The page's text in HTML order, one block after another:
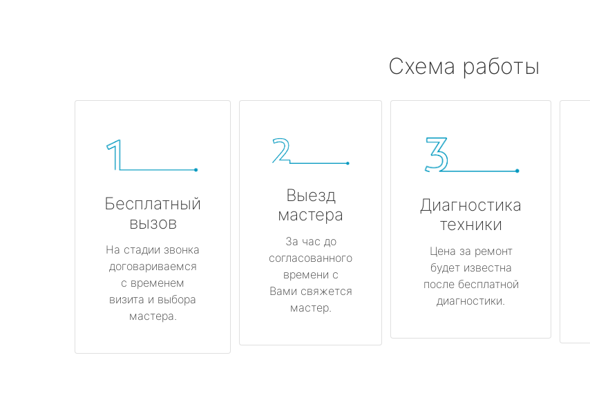
Схема работы
Бесплатный
вызов
На стадии звонка
договариваемся
с временем
визита и выбора
мастера.
Выезд
мастера
За час до
согласованного
времени с
Вами свяжется
мастер.
Диагностика
техники
Цена за ремонт
будет известна
после бесплатной
диагностики.